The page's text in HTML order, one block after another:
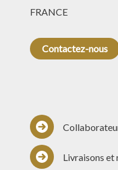
FRANCE
Contactez-nous
Livraisons et